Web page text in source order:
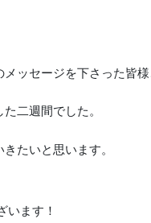
ッセージを下さった皆
二週間でした。
たいと思います。
います！